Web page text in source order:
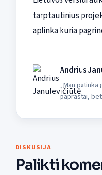
tarptautinius
aplinka kuria
Andrius
„Man
paprastai, bet
DISKUSIJA
Palikti